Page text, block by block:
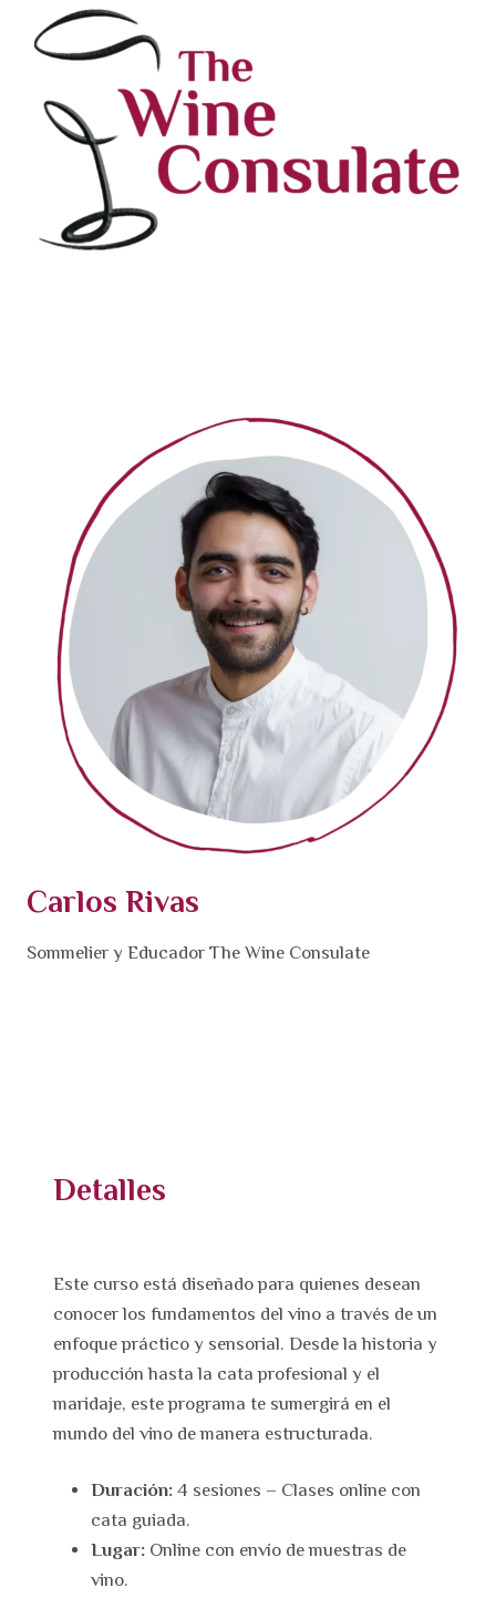
Carlos Rivas
Sommelier y Educador The Wine Consulate
Detalles
Este curso está diseñado para quienes desean
conocer los fundamentos del vino a través de un
enfoque práctico y sensorial. Desde la historia y
producción hasta la cata profesional y el
maridaje, este programa te sumergirá en el
mundo del vino de manera estructurada.
Duración: 4 sesiones – Clases online con
cata guiada.
Lugar: Online con envío de muestras de
vino.